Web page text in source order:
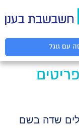
עם גוגל
שדה בשם